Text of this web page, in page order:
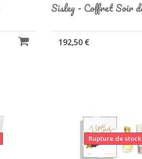
Sisley - Coffret Soir
192,50 €
Rupture de stock